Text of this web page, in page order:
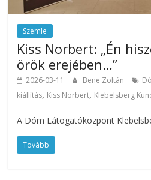
Szemle
Kiss Norbert: „Én
örök erejében…”
2026-03-11 Bene Zoltán
kiállítás, Kiss Norbert, Klebelsberg
A Dóm Látogatóközpont
Tovább